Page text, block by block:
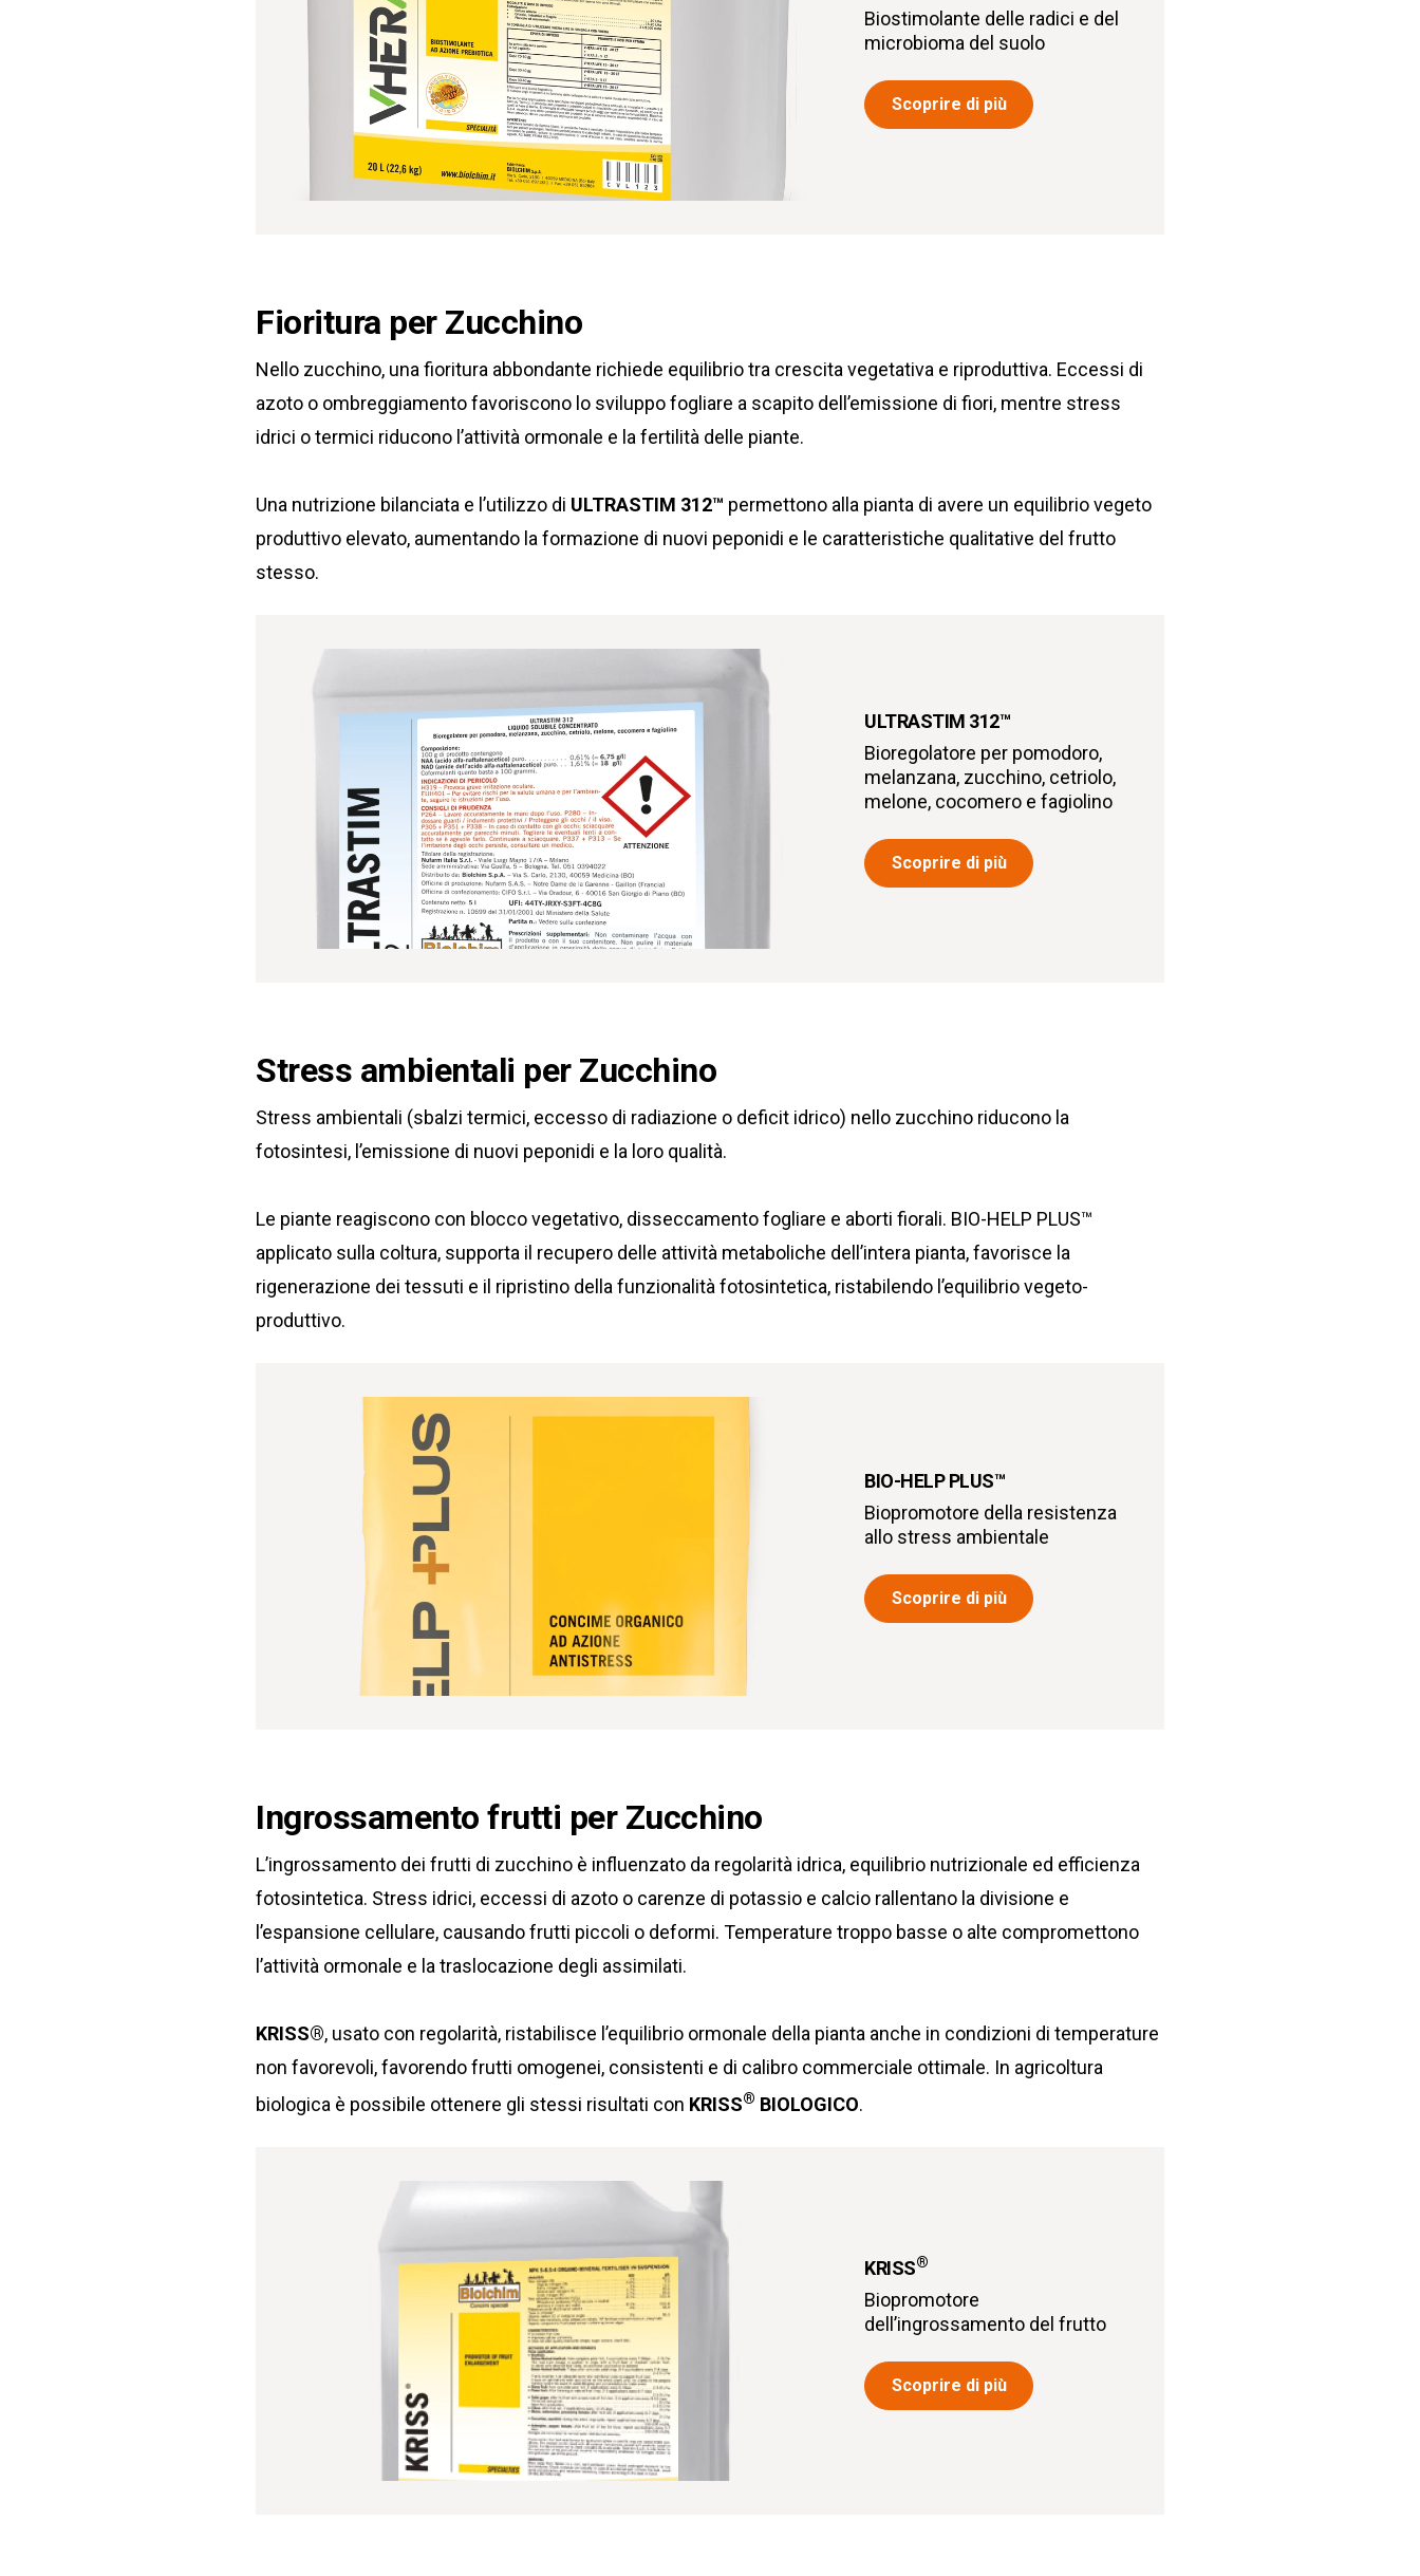
Biostimolante delle radici e del
microbioma del suolo
Scoprire di più
Fioritura per Zucchino
Nello zucchino, una fioritura abbondante richiede equilibrio tra crescita vegetativa e riproduttiva. Eccessi di
azoto o ombreggiamento favoriscono lo sviluppo fogliare a scapito dell’emissione di fiori, mentre stress
idrici o termici riducono l’attività ormonale e la fertilità delle piante.
Una nutrizione bilanciata e l’utilizzo di ULTRASTIM 312™ permettono alla pianta di avere un equilibrio vegeto
produttivo elevato, aumentando la formazione di nuovi peponidi e le caratteristiche qualitative del frutto
stesso.
ULTRASTIM 312™
Bioregolatore per pomodoro,
melanzana, zucchino, cetriolo,
melone, cocomero e fagiolino
Scoprire di più
Stress ambientali per Zucchino
Stress ambientali (sbalzi termici, eccesso di radiazione o deficit idrico) nello zucchino riducono la
fotosintesi, l’emissione di nuovi peponidi e la loro qualità.
Le piante reagiscono con blocco vegetativo, disseccamento fogliare e aborti fiorali. BIO-HELP PLUS™
applicato sulla coltura, supporta il recupero delle attività metaboliche dell’intera pianta, favorisce la
rigenerazione dei tessuti e il ripristino della funzionalità fotosintetica, ristabilendo l’equilibrio vegeto-
produttivo.
BIO-HELP PLUS™
Biopromotore della resistenza
allo stress ambientale
Scoprire di più
Ingrossamento frutti per Zucchino
L’ingrossamento dei frutti di zucchino è influenzato da regolarità idrica, equilibrio nutrizionale ed efficienza
fotosintetica. Stress idrici, eccessi di azoto o carenze di potassio e calcio rallentano la divisione e
l’espansione cellulare, causando frutti piccoli o deformi. Temperature troppo basse o alte compromettono
l’attività ormonale e la traslocazione degli assimilati.
KRISS®, usato con regolarità, ristabilisce l’equilibrio ormonale della pianta anche in condizioni di temperature
non favorevoli, favorendo frutti omogenei, consistenti e di calibro commerciale ottimale. In agricoltura
biologica è possibile ottenere gli stessi risultati con KRISS® BIOLOGICO.
KRISS®
Biopromotore
dell’ingrossamento del frutto
Scoprire di più